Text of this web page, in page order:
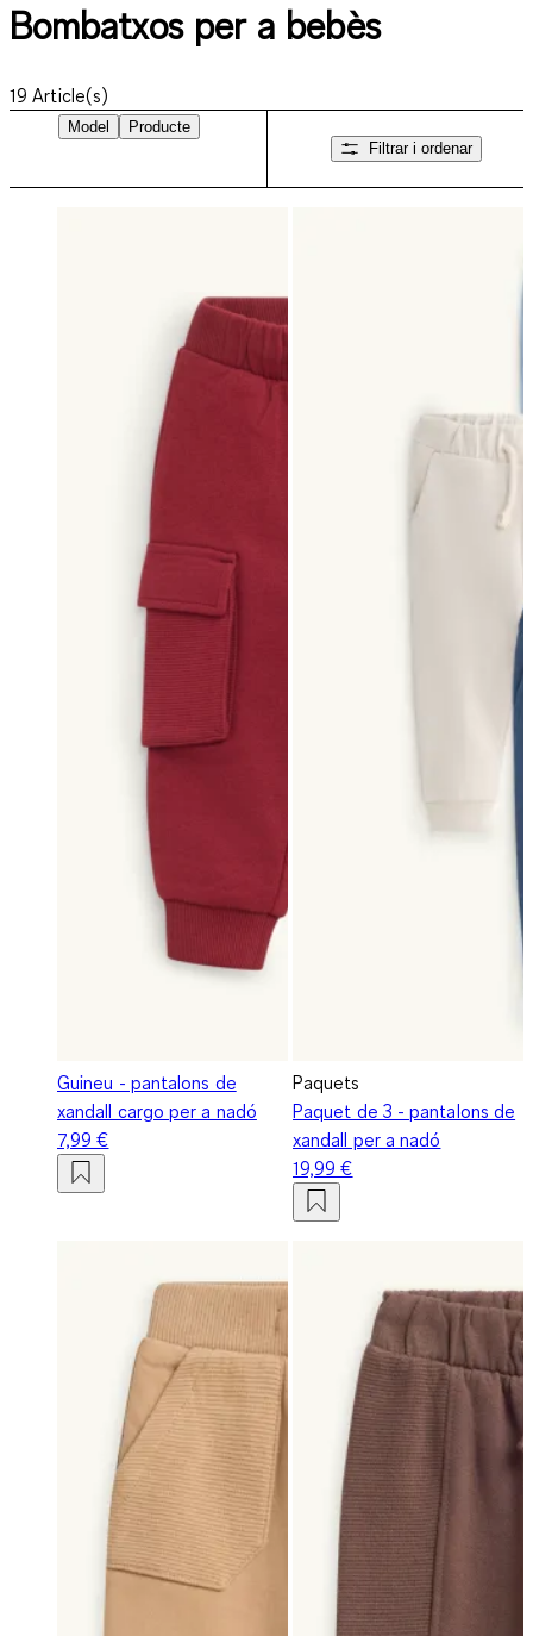
Bombatxos per a bebès
19 Article(s)
Model
Producte
Filtrar i ordenar
Guineu - pantalons de
xandall cargo per a nadó
7,99 €
Paquets
Paquet de 3 - pantalons de
xandall per a nadó
19,99 €